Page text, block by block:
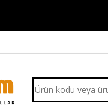
Search for: